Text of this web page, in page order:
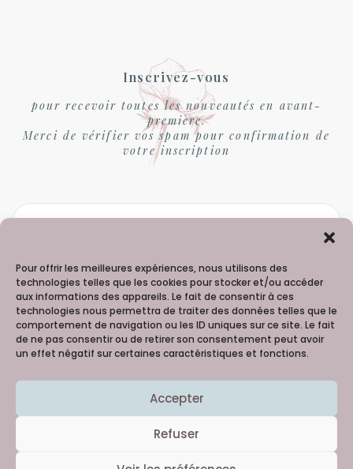
Pour offrir les meilleures expériences, nous utilisons des
technologies telles que les cookies pour stocker et/ou accéder
aux informations des appareils. Le fait de consentir à ces
technologies nous permettra de traiter des données telles que le
comportement de navigation ou les ID uniques sur ce site. Le fait
de ne pas consentir ou de retirer son consentement peut avoir
un effet négatif sur certaines caractéristiques et fonctions.
Accepter
Refuser
Inscrivez-vous
pour recevoir toutes les nouveautés en avant-
première.
Merci de vérifier vos spam pour confirmation de
votre inscription
Madame Hortense - 06 98 91 99 60
Copyright © 2021Creativattitude
Merci à la talentueuse Lilie Picture